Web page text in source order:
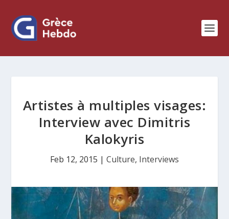
Artistes à multiples visages:
Interview avec Dimitris
Kalokyris
Feb 12, 2015 | Culture, Interviews